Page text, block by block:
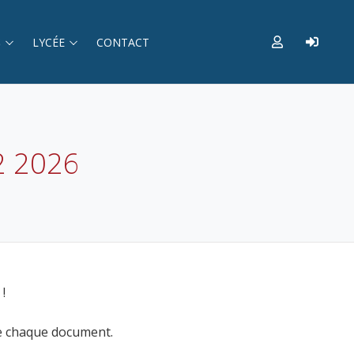
LYCÉE CONTACT
2026
document.